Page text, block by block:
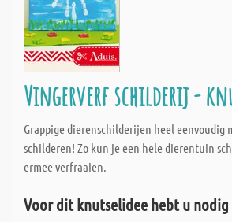
Vingerverf schilderij -
Grappige dierenschilderijen heel eenvoudig
schilderen! Zo kun je een hele dierentuin
ermee verfraaien.
Voor dit knutselidee hebt u nodig